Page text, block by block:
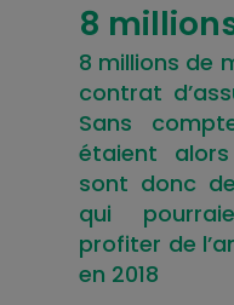
8
8 millions de
contrat
Sans
étaient
sont donc
qui
profiter de
en 2018